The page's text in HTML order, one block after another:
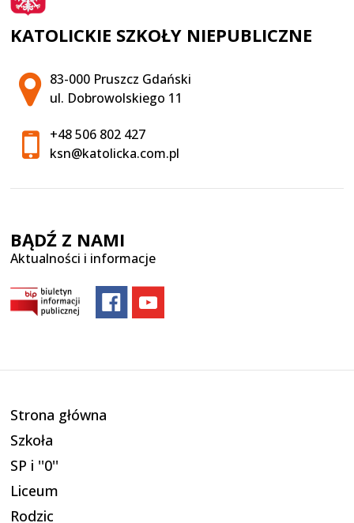
KATOLICKIE SZKOŁY NIEPUBLICZNE
Adres pocztowy:
83-000 Pruszcz Gdański
ul. Dobrowolskiego 11
+48 506 802 427
ksn@katolicka.com.pl
BĄDŹ Z NAMI
Aktualności i informacje
Strona główna
Szkoła
SP i ''0''
Liceum
Rodzic